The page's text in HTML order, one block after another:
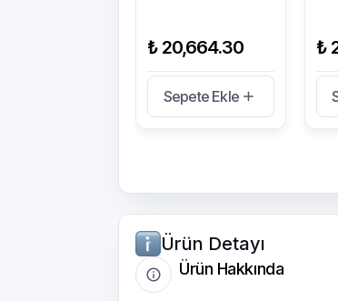
₺ 20,664.30
Sepete Ekle
₺
Ürün Detayı
Ürün Hakkında